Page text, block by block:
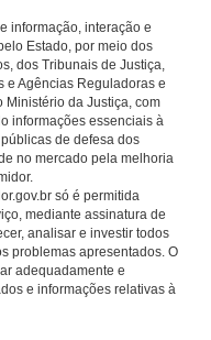
informação, interação e
Estado, por meio dos
dos Tribunais de Justiça,
e Agências Reguladoras e
da Justiça, com
informações essenciais à
de defesa dos
no mercado pela melhoria
só é permitida
mediante assinatura de
analisar e investir todos
problemas apresentados. O
adequadamente e
e informações relativas à